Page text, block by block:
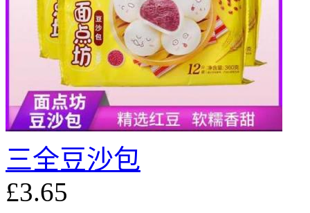
三全豆沙包
£3.65